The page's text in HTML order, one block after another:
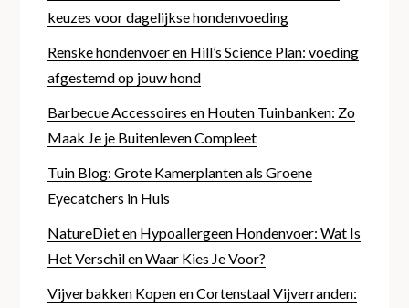
keuzes voor dagelijkse hondenvoeding
Renske hondenvoer en Hill’s Science Plan: voeding
afgestemd op jouw hond
Barbecue Accessoires en Houten Tuinbanken: Zo
Maak Je je Buitenleven Compleet
Tuin Blog: Grote Kamerplanten als Groene
Eyecatchers in Huis
NatureDiet en Hypoallergeen Hondenvoer: Wat Is
Het Verschil en Waar Kies Je Voor?
Vijverbakken Kopen en Cortenstaal Vijverranden: